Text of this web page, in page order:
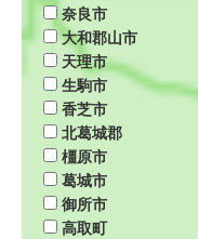
奈良市
大和郡山市
天理市
生駒市
香芝市
北葛城郡
橿原市
葛城市
御所市
高取町